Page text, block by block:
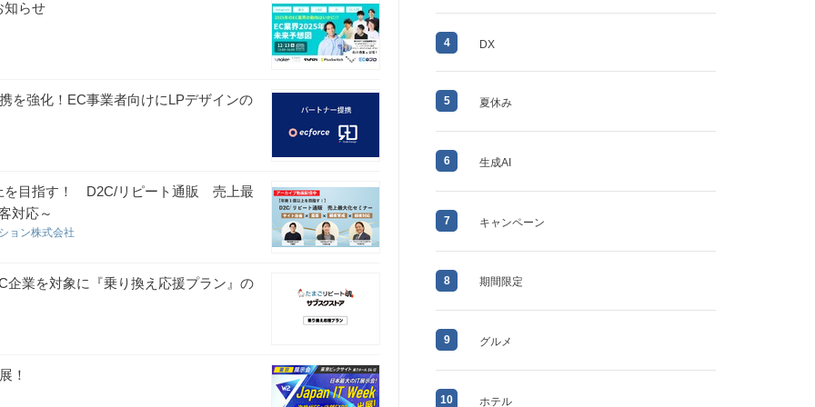
知らせ
を強化！EC事業者向けにLPデザインの
を目指す！ D2C/リピート通販 売上最
対応～
ョン株式会社
業を対象に『乗り換え応援プラン』の
！
4 DX
5 夏休み
6 生成AI
7 キャンペーン
8 期間限定
9 グルメ
10 ホテル